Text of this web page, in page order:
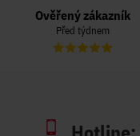
Ověřený zákazník
Před týdnem